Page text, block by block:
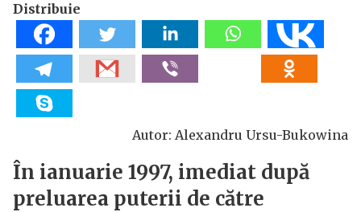
Distribuie
Autor: Alexandru Ursu-Bukowina
În ianuarie 1997, imediat după
preluarea puterii de către